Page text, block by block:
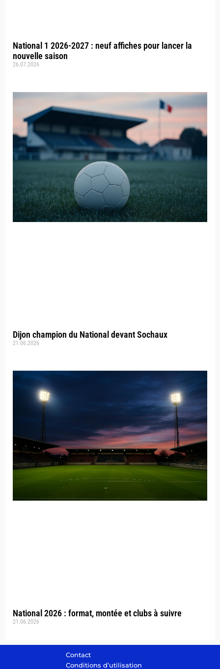
National 1 2026-2027 : neuf affiches pour lancer la
nouvelle saison
26.07.2026
Dijon champion du National devant Sochaux
21.06.2026
National 2026 : format, montée et clubs à suivre
21.06.2026
Contact
Conditions d’utilisation